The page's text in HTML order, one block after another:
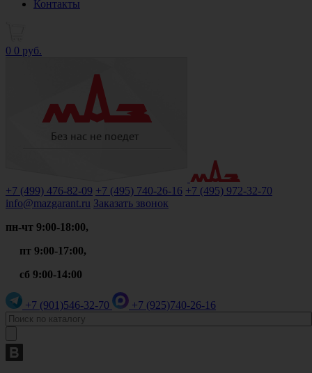
Контакты
0 0 руб.
+7 (499) 476-82-09 +7 (495) 740-26-16 +7 (495) 972-32-70
info@mazgarant.ru Заказать звонок
пн-чт 9:00-18:00,
пт 9:00-17:00,
сб 9:00-14:00
+7 (901)546-32-70 +7 (925)740-26-16